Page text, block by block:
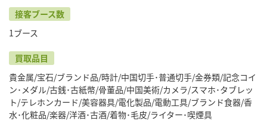
接客ブース数
1ブース
買取品目
貴金属/宝石/ブランド品/時計/中国切手･普通切手/金券類/記念コイ
ン･メダル/古銭･古紙幣/骨董品/中国美術/カメラ/スマホ･タブレッ
ト/テレホンカード/美容器具/電化製品/電動工具/ブランド食器/香
水･化粧品/楽器/洋酒･古酒/着物･毛皮/ライター･喫煙具